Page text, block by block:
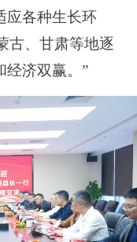
应各种生长环
古、甘肃等地逐
经济双赢。”